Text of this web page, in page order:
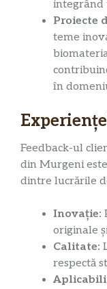
integrând
Proiecte
teme
în
Feedback-ul
din Murgeni
dintre lucrările
Inovație:
originale
Calitate:
respectă